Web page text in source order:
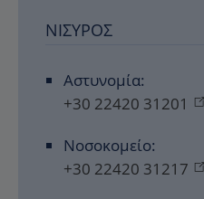
ΝΊΣΥΡΟΣ
Αστυνομία:
+30 22420 31201
Νοσοκομείο:
+30 22420 31217